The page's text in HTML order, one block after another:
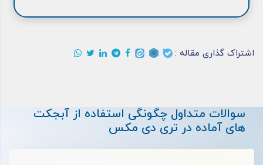
اشتراک گذاری مقاله :
سوالات متداول چگونگی استفاده از آبجکت
های آماده در تری دی مکس